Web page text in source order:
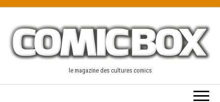
content
le magazine des cultures comics